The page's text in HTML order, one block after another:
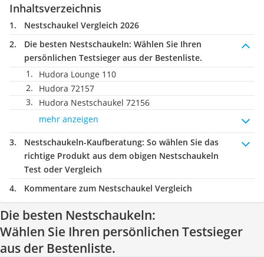
Inhaltsverzeichnis
Nestschaukel Vergleich 2026
Die besten Nestschaukeln: Wählen Sie Ihren
persönlichen Testsieger aus der Bestenliste.
Hudora Lounge 110
Hudora 72157
Hudora Nestschaukel 72156
mehr anzeigen
Nestschaukeln-Kaufberatung: So wählen Sie das
richtige Produkt aus dem obigen Nestschaukeln
Test oder Vergleich
Kommentare zum Nestschaukel Vergleich
Die besten Nestschaukeln:
Wählen Sie Ihren persönlichen Testsieger
aus der Bestenliste.